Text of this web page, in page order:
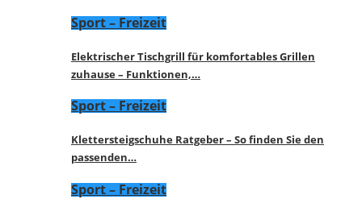
Sport – Freizeit
Elektrischer Tischgrill für komfortables Grillen
zuhause – Funktionen,…
Sport – Freizeit
Klettersteigschuhe Ratgeber – So finden Sie den
passenden…
Sport – Freizeit